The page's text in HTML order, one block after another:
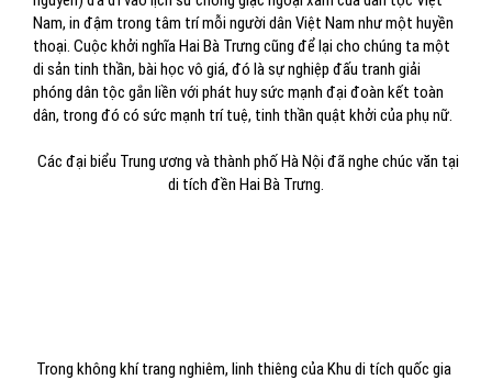
Nam, in đậm trong tâm trí mỗi người dân Việt Nam như một huyền
thoại. Cuộc khởi nghĩa Hai Bà Trưng cũng để lại cho chúng ta một
di sản tinh thần, bài học vô giá, đó là sự nghiệp đấu tranh giải
phóng dân tộc gắn liền với phát huy sức mạnh đại đoàn kết toàn
dân, trong đó có sức mạnh trí tuệ, tinh thần quật khởi của phụ nữ.
Các đại biểu Trung ương và thành phố Hà Nội đã nghe chúc văn tại
di tích đền Hai Bà Trưng.
Trong không khí trang nghiêm, linh thiêng của Khu di tích quốc gia